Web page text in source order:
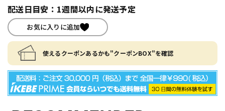
配送日目安：1週間以内に発送予定
お気に入りに追加
使えるクーポンあるかも"クーポンBOX"を確認